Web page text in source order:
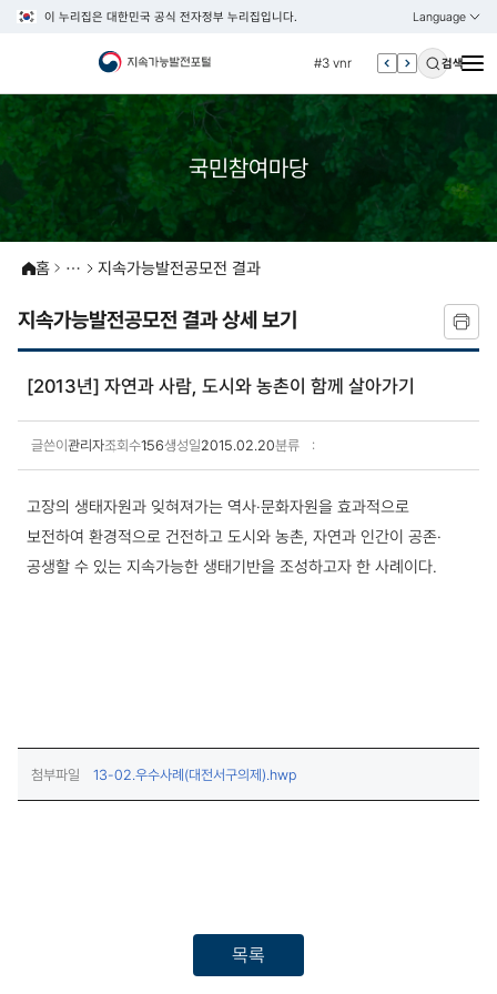
이 누리집은 대한민국 공식 전자정부 누리집입니다. Language
열기
KOREAN
ENGLISH
#3 vnr
#4 관세
#5 esg
#6 빈곤
#6 빈곤
검색
국민참여마당
홈 지속가능발전공모전 결과
지속가능발전공모전 결과 상세 보기
[2013년] 자연과 사람, 도시와 농촌이 함께 살아가기
글쓴이 관리자조회수156생성일2015.02.20분류
고장의 생태자원과 잊혀져가는 역사·문화자원을 효과적으로
보전하여 환경적으로 건전하고 도시와 농촌, 자연과 인간이 공존·
공생할 수 있는 지속가능한 생태기반을 조성하고자 한 사례이다.
첨부파일 13-02.우수사례(대전서구의제).hwp(다운로드)
목록